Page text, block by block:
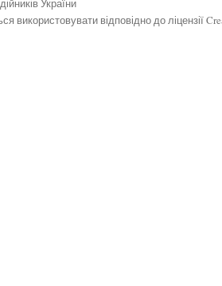
України
використовувати відповідно до ліцензії